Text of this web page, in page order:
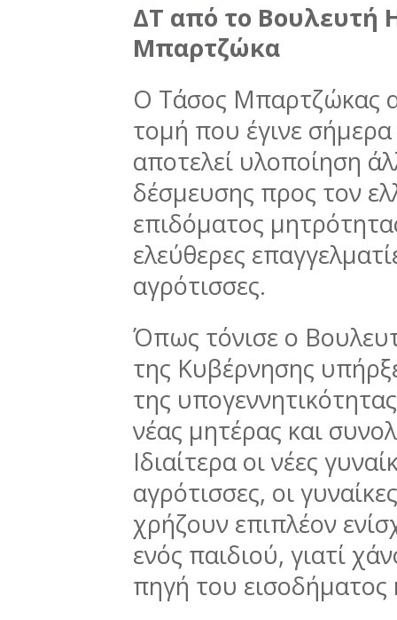
ΔΤ από το Βουλευτή
Μπαρτζώκα
Ο Τάσος Μπαρτζώκας
τομή που έγινε
αποτελεί υλοποίηση
δέσμευσης προς τον
επιδόματος
ελεύθερες
αγρότισσες.
Όπως τόνισε ο
της Κυβέρνησης
της
νέας μητέρας και
Ιδιαίτερα οι νέες
αγρότισσες, οι
χρήζουν επιπλέον
ενός παιδιού, γιατί
πηγή του